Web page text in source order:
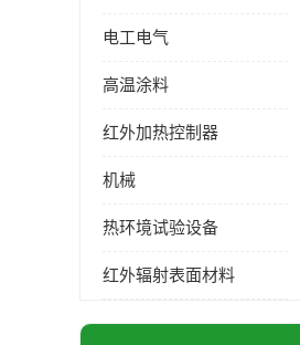
电工电气
高温涂料
红外加热控制器
机械
热环境试验设备
红外辐射表面材料